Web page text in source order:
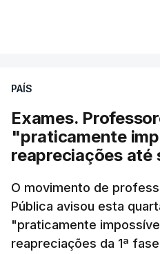
PAÍS
Exames.
"praticamente
reapreciações
O movimento de
Pública avisou esta
"praticamente
reapreciações da 1ª